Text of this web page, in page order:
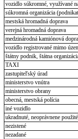
vozidlo súkromné, využívané
súkromná organizácia
mestská hromadná doprava
verejná hromadná doprava
medzinárodná kamiónová
vozidlo registrované mimo
štátny podnik, štátna
TAXI
zastupiteľský úrad
ministerstvo vnútra
ministerstvo obrany
obecná, mestská polícia
iné vozidlo
ukradnuté, neoprávnene
nezistené
nezadané